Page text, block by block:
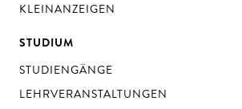
KLEINANZEIGEN
STUDIUM
STUDIENGÄNGE
LEHRVERANSTALTUNGEN